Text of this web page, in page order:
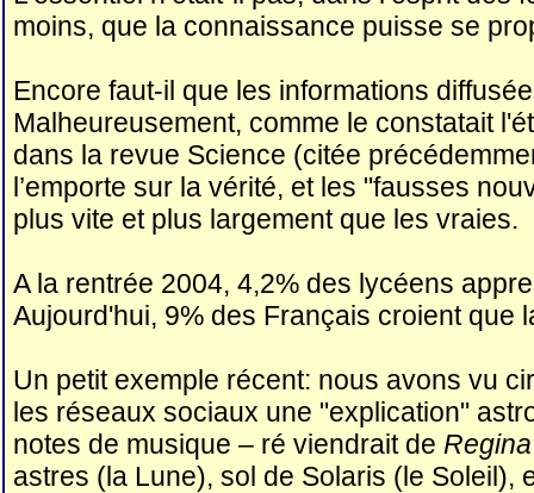
moins, que la connaissance puisse se
Encore faut-il que les informations
Malheureusement, comme le constatait
dans la revue Science (citée
l’emporte sur la vérité, et les "fausses
plus vite et plus largement que les vraies.
A la rentrée 2004, 4,2% des lycéens
Aujourd'hui, 9% des Français croient que
Un petit exemple récent: nous avons vu
les réseaux sociaux une "explication"
notes de musique – ré viendrait de
astres (la Lune), sol de Solaris (le Soleil),